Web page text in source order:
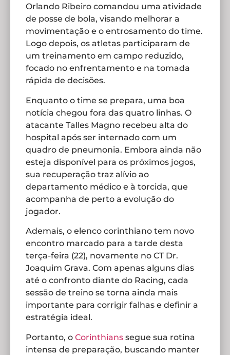
Orlando Ribeiro comandou uma atividade
de posse de bola, visando melhorar a
movimentação e o entrosamento do time.
Logo depois, os atletas participaram de
um treinamento em campo reduzido,
focado no enfrentamento e na tomada
rápida de decisões.
Enquanto o time se prepara, uma boa
notícia chegou fora das quatro linhas. O
atacante Talles Magno recebeu alta do
hospital após ser internado com um
quadro de pneumonia. Embora ainda não
esteja disponível para os próximos jogos,
sua recuperação traz alívio ao
departamento médico e à torcida, que
acompanha de perto a evolução do
jogador.
Ademais, o elenco corinthiano tem novo
encontro marcado para a tarde desta
terça-feira (22), novamente no CT Dr.
Joaquim Grava. Com apenas alguns dias
até o confronto diante do Racing, cada
sessão de treino se torna ainda mais
importante para corrigir falhas e definir a
estratégia ideal.
Portanto, o Corinthians segue sua rotina
intensa de preparação, buscando manter